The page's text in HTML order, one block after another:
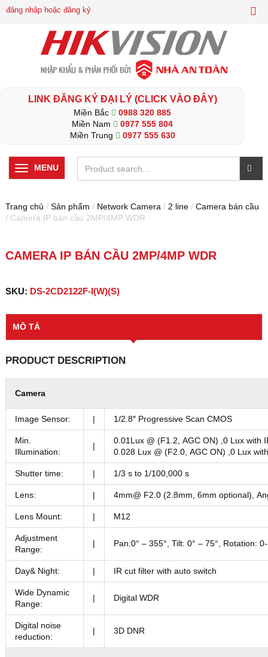
đăng nhập hoặc đăng ký
LINK ĐĂNG KÝ ĐẠI LÝ (CLICK VÀO ĐÂY)
Miền Bắc
0988 320 885
Miền Nam
0977 555 804
Miền Trung
0977 555 630
MENU
Trang chủ / Sản phẩm / Network Camera / 2 line / Camera bán cầu
/ Camera IP bán cầu 2MP/4MP WDR
CAMERA IP BÁN CẦU 2MP/4MP WDR
SKU: DS-2CD2122F-I(W)(S)
MÔ TẢ
PRODUCT DESCRIPTION
Camera
Image Sensor: | 1/2.8″ Progressive Scan CMOS
Min.
Illumination:
|
0.01Lux @ (F1.2, AGC ON) ,0 Lux with
0.028 Lux @ (F2.0, AGC ON) ,0 Lux
Shutter time: | 1/3 s to 1/100,000 s
Lens: | 4mm@ F2.0 (2.8mm, 6mm optional),
Lens Mount: | M12
Adjustment
Range:
| Pan:0° – 355°, Tilt: 0° – 75°, Rotation:
Day& Night: | IR cut filter with auto switch
Wide Dynamic
Range:
| Digital WDR
Digital noise
reduction:
| 3D DNR